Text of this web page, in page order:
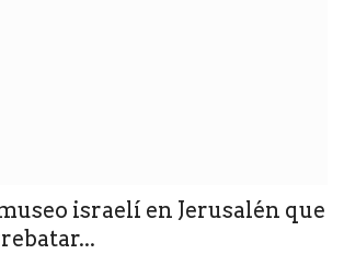
israelí en Jerusalén que